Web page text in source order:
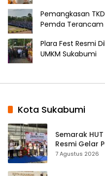
Pemangkasan
Pemda Terancam
Plara Fest Resmi
UMKM Sukabumi
Kota Sukabumi
Semarak
Resmi Gelar
Tradisional
7 Agustus 2026